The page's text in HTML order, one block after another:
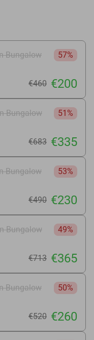
Bungalow
57%
€460 €200
Bungalow
51%
€683 €335
Bungalow
53%
€490 €230
Bungalow
49%
€713 €365
Bungalow
50%
€520 €260